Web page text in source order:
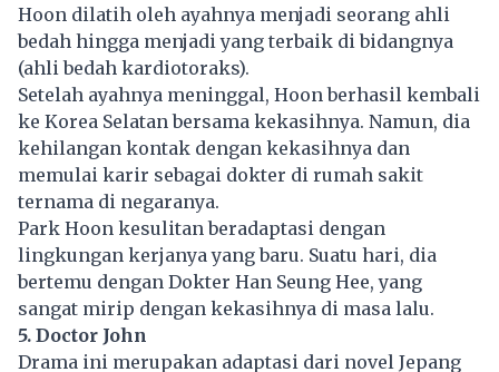
Hoon dilatih oleh ayahnya menjadi seorang ahli
bedah hingga menjadi yang terbaik di bidangnya
(ahli bedah kardiotoraks).
Setelah ayahnya meninggal, Hoon berhasil kembali
ke Korea Selatan bersama kekasihnya. Namun, dia
kehilangan kontak dengan kekasihnya dan
memulai karir sebagai dokter di rumah sakit
ternama di negaranya.
Park Hoon kesulitan beradaptasi dengan
lingkungan kerjanya yang baru. Suatu hari, dia
bertemu dengan Dokter Han Seung Hee, yang
sangat mirip dengan kekasihnya di masa lalu.
5. Doctor John
Drama ini merupakan adaptasi dari novel Jepang